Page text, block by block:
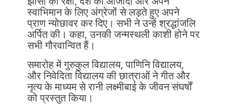
स्वाभिमान के लिए अंग्रेजों से लड़ते हुए अपने
प्राण न्योछावर कर दिए। सभी ने उन्हें श्रद्धांजलि
अर्पित की। कहा, उनकी जन्मस्थली काशी होने पर
सभी गौरवान्वित हैं।
समारोह में गुरुकुल विद्यालय, पाणिनि विद्यालय,
और निवेदिता विद्यालय की छात्राओं ने गीत और
नृत्य के माध्यम से रानी लक्ष्मीबाई के जीवन संघर्षों
को प्रस्तुत किया।